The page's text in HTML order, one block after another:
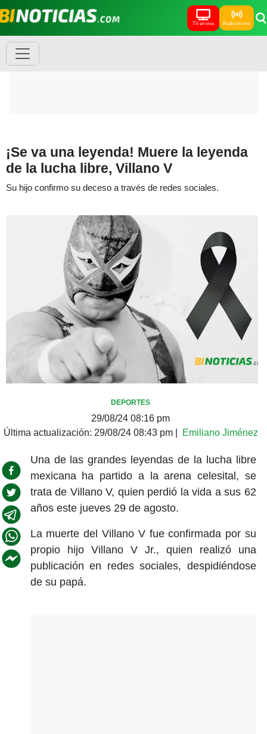
TV en vivo Radio en vivo
¡Se va una leyenda! Muere la leyenda
de la lucha libre, Villano V
Su hijo confirmo su deceso a través de redes sociales.
DEPORTES
29/08/24 08:16 pm
Última actualización: 29/08/24 08:43 pm| Emiliano Jiménez
Una de las grandes leyendas de la lucha libre
mexicana ha partido a la arena celesital, se
trata de Villano V, quien perdió la vida a sus 62
años este jueves 29 de agosto.
La muerte del Villano V fue confirmada por su
propio hijo Villano V Jr., quien realizó una
publicación en redes sociales, despidiéndose
de su papá.